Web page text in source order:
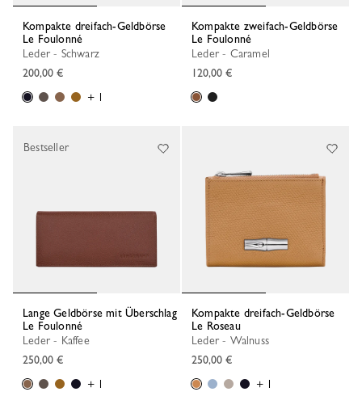
Kompakte dreifach-Geldbörse
Le Foulonné
Leder - Schwarz
200,00 €
+ 1
Kompakte zweifach-Geldbörse
Le Foulonné
Leder - Caramel
120,00 €
Lange Geldbörse mit Überschlag
Le Foulonné
Leder - Kaffee
250,00 €
+ 1
Bestseller
Kompakte dreifach-Geldbörse
Le Roseau
Leder - Walnuss
250,00 €
+ 1